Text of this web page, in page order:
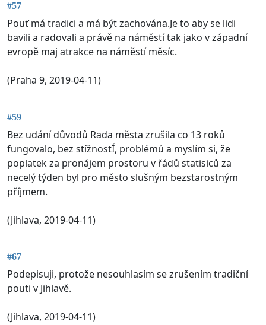
#57
Pouť má tradici a má být zachována.Je to aby se lidi
bavili a radovali a právě na náměstí tak jako v západní
evropě maj atrakce na náměstí měsíc.
(Praha 9, 2019-04-11)
#59
Bez udání důvodů Rada města zrušila co 13 roků
fungovalo, bez stížnostÍ, problémů a myslím si, že
poplatek za pronájem prostoru v řádů statisiců za
necelý týden byl pro město slušným bezstarostným
příjmem.
(Jihlava, 2019-04-11)
#67
Podepisuji, protože nesouhlasím se zrušením tradiční
pouti v Jihlavě.
(Jihlava, 2019-04-11)